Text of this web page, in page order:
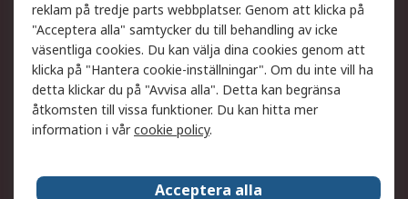
Support
Få hjälp
Retur av varor
Leverans
Spåra din order
Begär en fakturakopi
Fördelar med RS-konto
Betalningsalternativ
reklam på tredje parts webbplatser. Genom att klicka på
"Acceptera alla" samtycker du till behandling av icke
väsentliga cookies. Du kan välja dina cookies genom att
klicka på "Hantera cookie-inställningar". Om du inte vill ha
detta klickar du på "Avvisa alla". Detta kan begränsa
åtkomsten till vissa funktioner. Du kan hitta mer
information i vårcookie policy.
Acceptera alla